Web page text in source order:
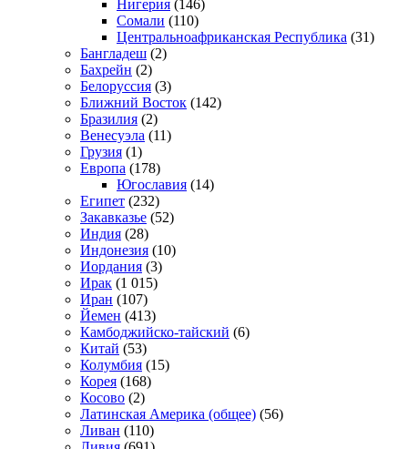
Нигерия (146)
Сомали (110)
Центральноафриканская Республика (31)
Бангладеш (2)
Бахрейн (2)
Белоруссия (3)
Ближний Восток (142)
Бразилия (2)
Венесуэла (11)
Грузия (1)
Европа (178)
Югославия (14)
Египет (232)
Закавказье (52)
Индия (28)
Индонезия (10)
Иордания (3)
Ирак (1 015)
Иран (107)
Йемен (413)
Камбоджийско-тайский (6)
Китай (53)
Колумбия (15)
Корея (168)
Косово (2)
Латинская Америка (общее) (56)
Ливан (110)